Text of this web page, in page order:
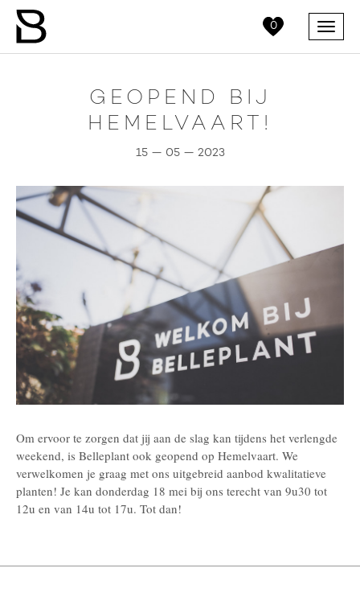
0 Menu
GEOPEND BIJ
HEMELVAART!
15 — 05 — 2023
Om ervoor te zorgen dat jij aan de slag kan tijdens het verlengde
weekend, is Belleplant ook geopend op Hemelvaart. We
verwelkomen je graag met ons uitgebreid aanbod kwalitatieve
planten! Je kan donderdag 18 mei bij ons terecht van 9u30 tot
12u en van 14u tot 17u. Tot dan!